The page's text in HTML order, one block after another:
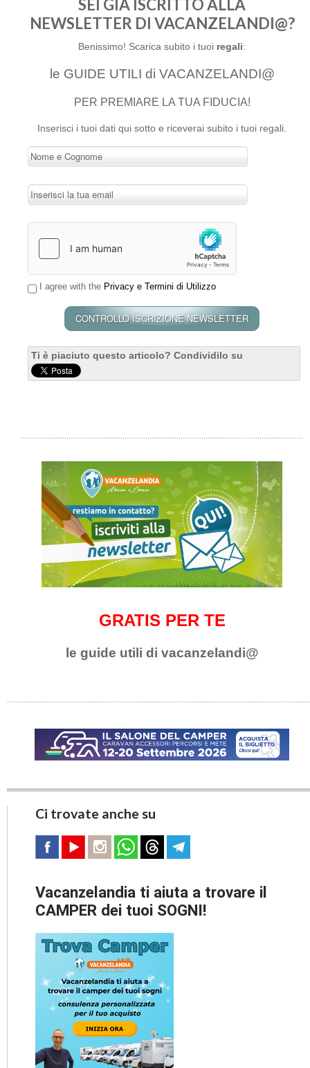
SEI GIÀ ISCRITTO ALLA
NEWSLETTER DI VACANZELANDI@?
Benissimo! Scarica subito i tuoi regali:
le GUIDE UTILI di VACANZELANDI@
PER PREMIARE LA TUA FIDUCIA!
Inserisci i tuoi dati qui sotto e riceverai subito i tuoi regali.
I agree with the Privacy e Termini di Utilizzo
Ti è piaciuto questo articolo? Condividilo su
GRATIS PER TE
le guide utili di vacanzelandi@
Ci trovate anche su
Vacanzelandia ti aiuta a trovare il
CAMPER dei tuoi SOGNI!